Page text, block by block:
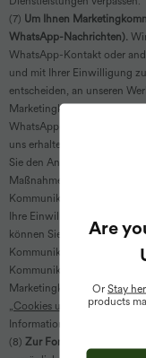
(7) Um Ihnen
WhatsApp-Nachrichten).
WhatsApp-Kontakt oder
und mit Ihrer Einwilligung
entscheiden, an unseren
Marketingkommunikation
WhatsApp-Nachrichten.
uns erhalten möchten,
Sie den Anweisungen in
Maßnahmen ergreifen, um
Kommunikationskanal
Ihre Einwilligung nur für
können Sie weiterhin
Kommunikationskanäle
Kommunikationskanäle
Marketingkampagnen
„Cookies und andere
Informationen.
(8) Zur Forschung und
Are
Or Stay
products